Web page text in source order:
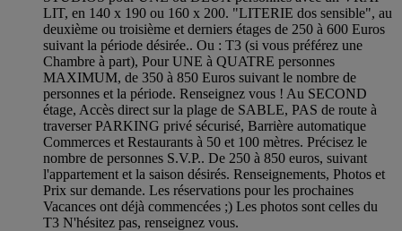
LIT, en 140 x 190 ou 160 x 200. "LITERIE dos sensible", au
deuxième ou troisième et derniers étages de 250 à 600 Euros
suivant la période désirée.. Ou : T3 (si vous préférez une
Chambre à part), Pour UNE à QUATRE personnes
MAXIMUM, de 350 à 850 Euros suivant le nombre de
personnes et la période. Renseignez vous ! Au SECOND
étage, Accès direct sur la plage de SABLE, PAS de route à
traverser PARKING privé sécurisé, Barrière automatique
Commerces et Restaurants à 50 et 100 mètres. Précisez le
nombre de personnes S.V.P.. De 250 à 850 euros, suivant
l'appartement et la saison désirés. Renseignements, Photos et
Prix sur demande. Les réservations pour les prochaines
Vacances ont déjà commencées ;) Les photos sont celles du
T3 N'hésitez pas, renseignez vous.